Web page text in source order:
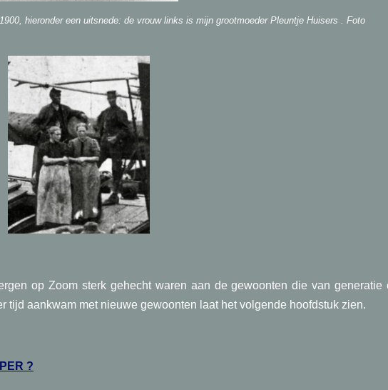
hieronder een uitsnede: de vrouw links is mijn grootmoeder Pleuntje Huisers . Foto
op Zoom sterk gehecht waren aan de gewoonten die van generatie
tijd aankwam met nieuwe gewoonten laat het volgende hoofdstuk zien.
?